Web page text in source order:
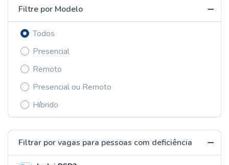
Filtre por Modelo
Todos
Presencial
Remoto
Presencial ou Remoto
Híbrido
Filtrar por vagas para pessoas com deficiência